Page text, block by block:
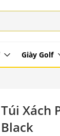
Giày Golf
Túi Xách
Black